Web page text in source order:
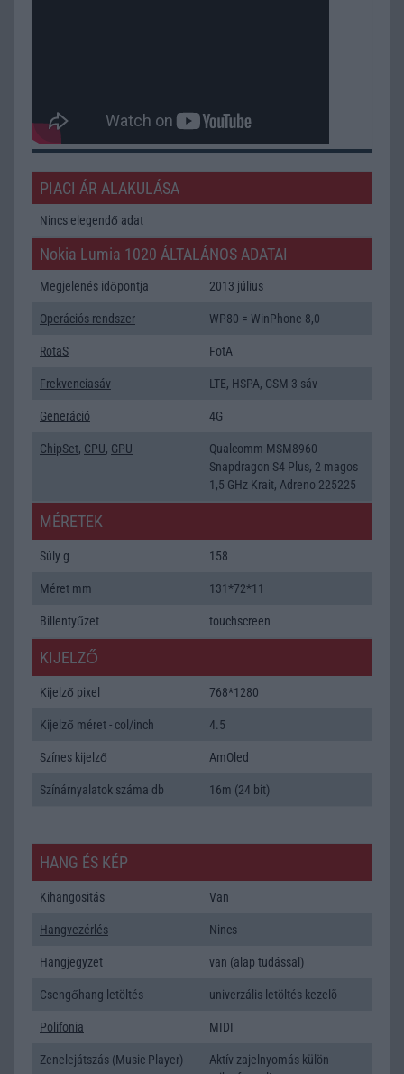
PIACI ÁR ALAKULÁSA
Nincs elegendő adat
Nokia Lumia 1020 ÁLTALÁNOS ADATAI
Megjelenés időpontja 2013 július
Operációs rendszer WP80 = WinPhone 8,0
RotaS FotA
Frekvenciasáv LTE, HSPA, GSM 3 sáv
Generáció 4G
ChipSet, CPU, GPU
Qualcomm MSM8960
Snapdragon S4 Plus, 2 magos
1,5 GHz Krait, Adreno 225225
MÉRETEK
Súly g 158
Méret mm 131*72*11
Billentyűzet touchscreen
KIJELZŐ
Kijelző pixel 768*1280
Kijelző méret - col/inch 4.5
Színes kijelző AmOled
Színárnyalatok száma db 16m (24 bit)
HANG ÉS KÉP
Kihangositás Van
Hangvezérlés Nincs
Hangjegyzet van (alap tudással)
Csengőhang letöltés univerzális letöltés kezelõ
Polifonia MIDI
Zenelejátszás (Music Player)
Aktív zajelnyomás külön